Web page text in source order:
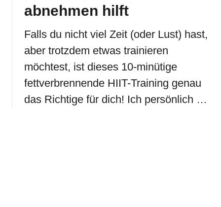
abnehmen hilft
Falls du nicht viel Zeit (oder Lust) hast,
aber trotzdem etwas trainieren
möchtest, ist dieses 10-minütige
fettverbrennende HIIT-Training genau
das Richtige für dich! Ich persönlich …